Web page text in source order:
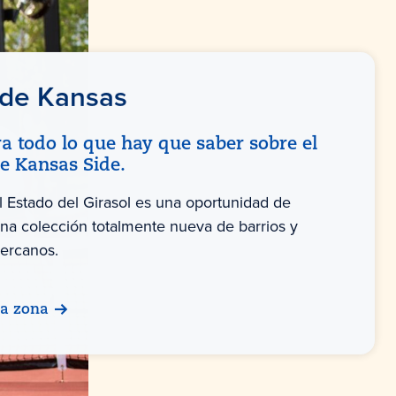
Kansas
todo lo que hay que saber sobre el
Kansas Side.
Estado del Girasol es una oportunidad de
colección totalmente nueva de barrios y
zona